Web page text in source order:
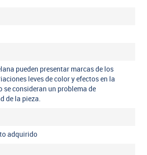
pueden presentar marcas de los
leves de color y efectos en la
consideran un problema de
de la pieza.
adquirido